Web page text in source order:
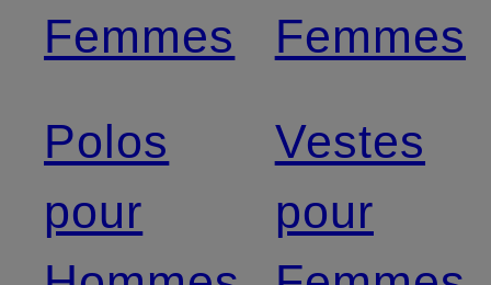
Femmes
Polos
pour
Femmes
Vestes
pour